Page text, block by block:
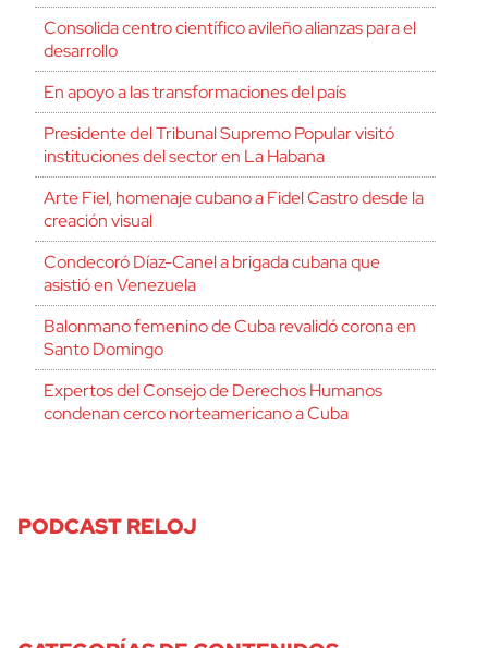
Consolida centro científico avileño alianzas para el
desarrollo
En apoyo a las transformaciones del país
Presidente del Tribunal Supremo Popular visitó
instituciones del sector en La Habana
Arte Fiel, homenaje cubano a Fidel Castro desde la
creación visual
Condecoró Díaz-Canel a brigada cubana que
asistió en Venezuela
Balonmano femenino de Cuba revalidó corona en
Santo Domingo
Expertos del Consejo de Derechos Humanos
condenan cerco norteamericano a Cuba
PODCAST RELOJ